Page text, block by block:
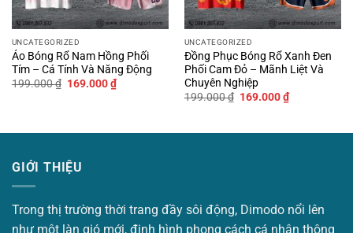
UNCATEGORIZED
Áo Bóng Rổ Nam Hồng Phối
Tím – Cá Tính Và Năng Động
199.000₫ Giá
169.000₫Giá
hiện
UNCATEGORIZED
Đồng Phục Bóng Rổ Xanh Đen
Phối Cam Đỏ – Mãnh Liệt Và
Chuyên Nghiệp
199.000₫ Giá
169.000₫Giá
hiện
169.000 ₫.
GIỚI THIỆU
Trong thị trường thời trang đầy sôi động, Dimodo nổi lên
như một làn gió mới, định hình phong cách cá nhân thông